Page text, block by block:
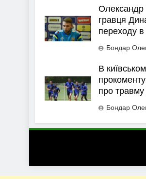
Олександр
гравця
переходу в
Бондар
В
про
Бондар